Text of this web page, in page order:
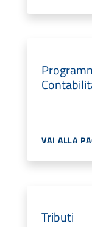
VAI ALLA
Tributi